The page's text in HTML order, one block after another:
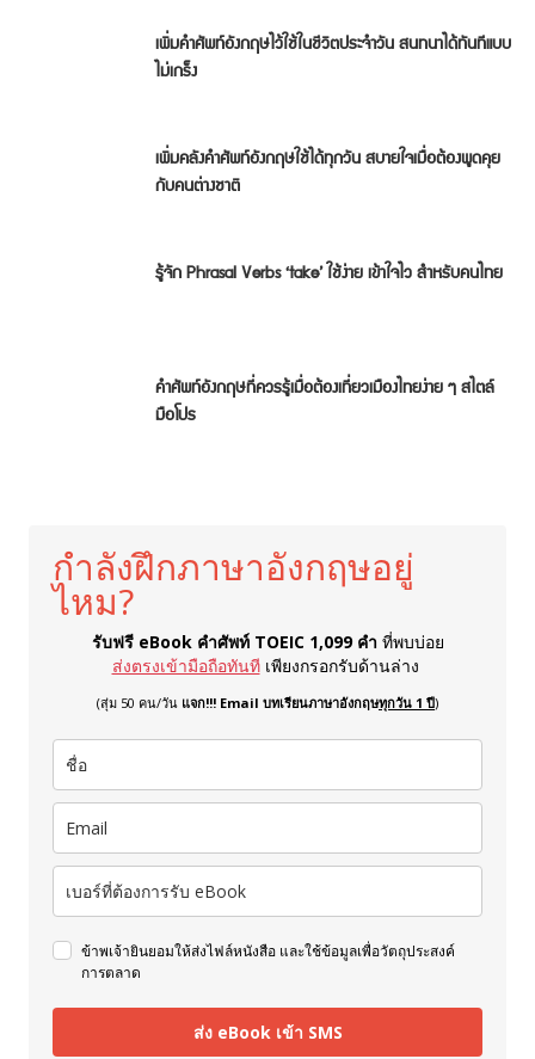
เพิ่มคำศัพท์อังกฤษไว้ใช้ในชีวิตประจำวัน สนทนาได้ทันทีแบบ
ไม่เกร็ง
เพิ่มคลังคำศัพท์อังกฤษใช้ได้ทุกวัน สบายใจเมื่อต้องพูดคุย
กับคนต่างชาติ
รู้จัก Phrasal Verbs ‘take’ ใช้ง่าย เข้าใจไว สำหรับคนไทย
คำศัพท์อังกฤษที่ควรรู้เมื่อต้องเที่ยวเมืองไทยง่าย ๆ สไตล์
มือโปร
กำลังฝึกภาษาอังกฤษอยู่
ไหม?
รับฟรี eBook คำศัพท์ TOEIC 1,099 คำ ที่พบบ่อย
ส่งตรงเข้ามือถือทันที เพียงกรอกรับด้านล่าง
(สุ่ม 50 คน/วัน แจก!!! Email บทเรียนภาษาอังกฤษทุกวัน 1 ปี)
ข้าพเจ้ายินยอมให้ส่งไฟล์หนังสือ และใช้ข้อมูลเพื่อวัตถุประสงค์
การตลาด
ส่ง eBook เข้า SMS